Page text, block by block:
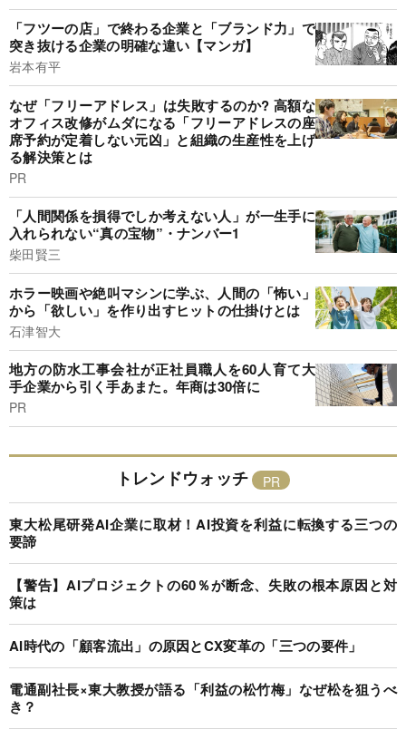
「フツーの店」で終わる企業と「ブランド力」で
突き抜ける企業の明確な違い【マンガ】
岩本有平
なぜ「フリーアドレス」は失敗するのか? 高額な
オフィス改修がムダになる「フリーアドレスの座
席予約が定着しない元凶」と組織の生産性を上げ
る解決策とは
PR
「人間関係を損得でしか考えない人」が一生手に
入れられない“真の宝物”・ナンバー1
柴田賢三
ホラー映画や絶叫マシンに学ぶ、人間の「怖い」
から「欲しい」を作り出すヒットの仕掛けとは
石津智大
地方の防水工事会社が正社員職人を60人育て大
手企業から引く手あまた。年商は30倍に
PR
トレンドウォッチ
東大松尾研発AI企業に取材！AI投資を利益に転換する三つの
要諦
【警告】AIプロジェクトの60％が断念、失敗の根本原因と対
策は
AI時代の「顧客流出」の原因とCX変革の「三つの要件」
電通副社長×東大教授が語る「利益の松竹梅」なぜ松を狙うべ
き？